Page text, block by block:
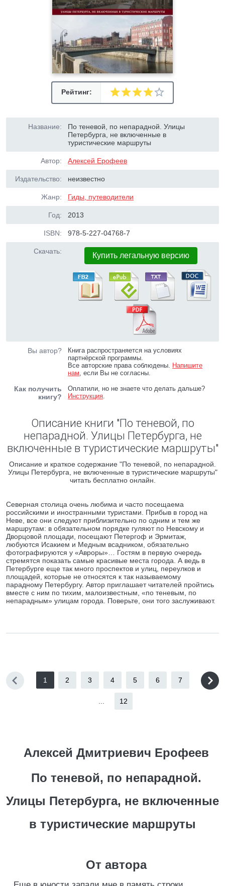
Рейтинг:
Название:
По теневой, по непарадной. Улицы
Петербурга, не включенные в
туристические маршруты
Автор: Алексей Ерофеев
Издательство: неизвестно
Жанр: Гиды, путеводители
Год: 2013
ISBN: 978-5-227-04768-7
Скачать: Купить легальную версию
Вы автор?
Книга распространяется на условиях
партнёрской программы.
Все авторские права соблюдены. Напишите
нам, если Вы не согласны.
Как получить
книгу?
Оплатили, но не знаете что делать дальше?
Инструкция.
Описание книги "По теневой, по
непарадной. Улицы Петербурга, не
включенные в туристические маршруты"
Описание и краткое содержание "По теневой, по непарадной.
Улицы Петербурга, не включенные в туристические маршруты"
читать бесплатно онлайн.
Северная столица очень любима и часто посещаема
российскими и иностранными туристами. Прибыв в город на
Неве, все они следуют приблизительно по одним и тем же
маршрутам: в обязательном порядке гуляют по Невскому и
Дворцовой площади, посещают Петергоф и Эрмитаж,
любуются Исакием и Медным всадником, обязательно
фотографируются у «Авроры»… Гостям в первую очередь
стремятся показать самые красивые места города. А ведь в
Петербурге еще так много проспектов и улиц, переулков и
площадей, которые не относятся к так называемому
парадному Петербургу. Автор приглашает читателей пройтись
вместе с ним по тихим, малоизвестным, «по теневым, по
непарадным» улицам города. Поверьте, они того заслуживают.
1 2 3 4 5 6 7
12
Алексей Дмитриевич Ерофеев
По теневой, по непарадной.
Улицы Петербурга, не включенные
в туристические маршруты
От автора